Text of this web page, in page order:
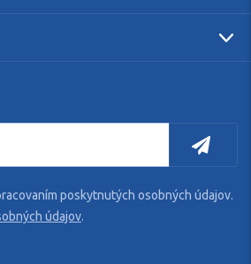
poskytnutých osobných údajov.
údajov.